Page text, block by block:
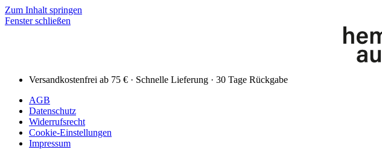
Zum Inhalt springen
Fenster schließen
Versandkostenfrei ab 75 € · Schnelle Lieferung · 30 Tage Rückgabe
AGB
Datenschutz
Widerrufsrecht
Cookie-Einstellungen
Impressum